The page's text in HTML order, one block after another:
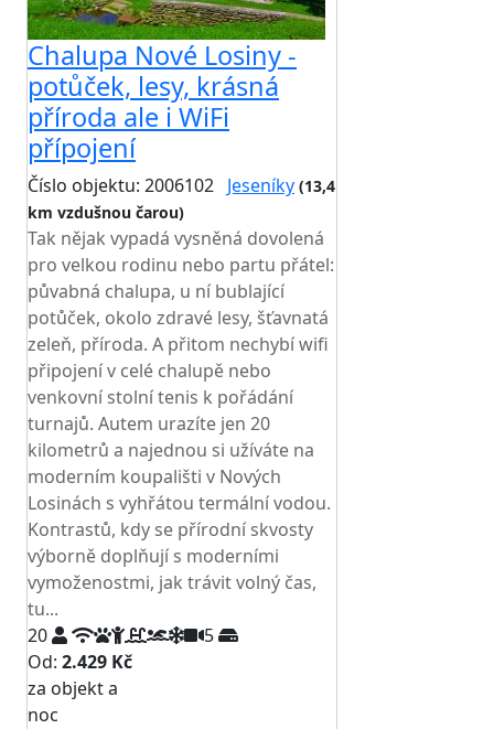
Chalupa Nové Losiny -
potůček, lesy, krásná
příroda ale i WiFi
přípojení
Číslo objektu: 2006102 Jeseníky (13,4
km vzdušnou čarou)
Tak nějak vypadá vysněná dovolená
pro velkou rodinu nebo partu přátel:
půvabná chalupa, u ní bublající
potůček, okolo zdravé lesy, šťavnatá
zeleň, příroda. A přitom nechybí wifi
připojení v celé chalupě nebo
venkovní stolní tenis k pořádání
turnajů. Autem urazíte jen 20
kilometrů a najednou si užíváte na
moderním koupališti v Nových
Losinách s vyhřátou termální vodou.
Kontrastů, kdy se přírodní skvosty
výborně doplňují s moderními
vymoženostmi, jak trávit volný čas,
tu...
20
5
Od: 2.429 Kč
za objekt a
noc